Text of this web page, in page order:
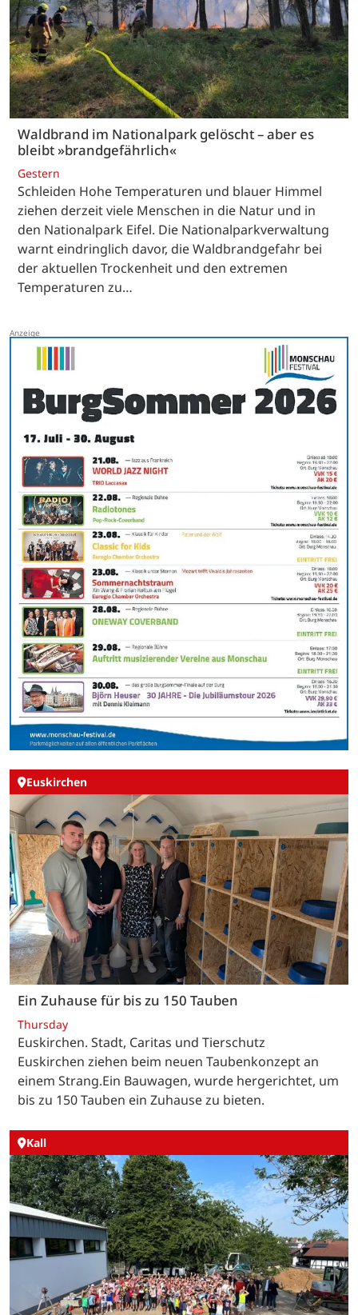
Waldbrand im Nationalpark gelöscht – aber es
bleibt »brandgefährlich«
Gestern
Schleiden Hohe Temperaturen und blauer Himmel
ziehen derzeit viele Menschen in die Natur und in
den Nationalpark Eifel. Die Nationalparkverwaltung
warnt eindringlich davor, die Waldbrandgefahr bei
der aktuellen Trockenheit und den extremen
Temperaturen zu…
Euskirchen
Ein Zuhause für bis zu 150 Tauben
Thursday
Euskirchen. Stadt, Caritas und Tierschutz
Euskirchen ziehen beim neuen Taubenkonzept an
einem Strang.Ein Bauwagen, wurde hergerichtet, um
bis zu 150 Tauben ein Zuhause zu bieten.
Kall